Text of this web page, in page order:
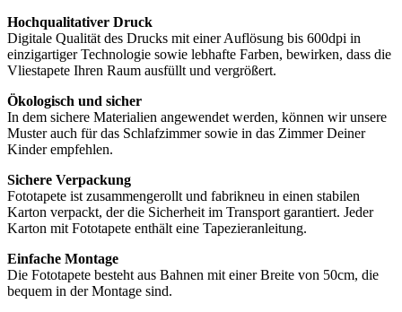
Hochqualitativer Druck
Digitale Qualität des Drucks mit einer Auflösung bis 600dpi in
einzigartiger Technologie sowie lebhafte Farben, bewirken, dass die
Vliestapete Ihren Raum ausfüllt und vergrößert.
Ökologisch und sicher
In dem sichere Materialien angewendet werden, können wir unsere
Muster auch für das Schlafzimmer sowie in das Zimmer Deiner
Kinder empfehlen.
Sichere Verpackung
Fototapete ist zusammengerollt und fabrikneu in einen stabilen
Karton verpackt, der die Sicherheit im Transport garantiert. Jeder
Karton mit Fototapete enthält eine Tapezieranleitung.
Einfache Montage
Die Fototapete besteht aus Bahnen mit einer Breite von 50cm, die
bequem in der Montage sind.